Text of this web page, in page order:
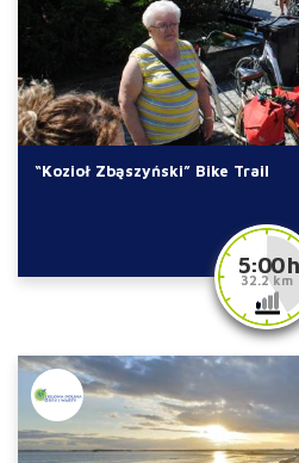
“Kozioł Zbąszyński” Bike Trail
5:00 h
32.2 km